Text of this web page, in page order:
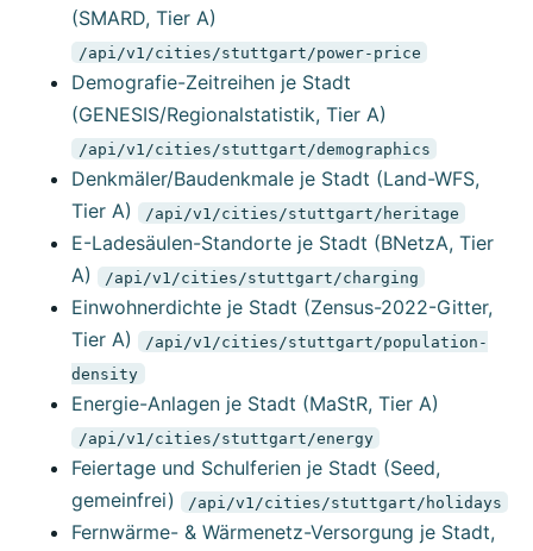
(SMARD, Tier A)
/api/v1/cities/stuttgart/power-price
Demografie-Zeitreihen je Stadt
(GENESIS/Regionalstatistik, Tier A)
/api/v1/cities/stuttgart/demographics
Denkmäler/Baudenkmale je Stadt (Land-WFS,
Tier A)
/api/v1/cities/stuttgart/heritage
E-Ladesäulen-Standorte je Stadt (BNetzA, Tier
A)
/api/v1/cities/stuttgart/charging
Einwohnerdichte je Stadt (Zensus-2022-Gitter,
Tier A)
/api/v1/cities/stuttgart/population-
density
Energie-Anlagen je Stadt (MaStR, Tier A)
/api/v1/cities/stuttgart/energy
Feiertage und Schulferien je Stadt (Seed,
gemeinfrei)
/api/v1/cities/stuttgart/holidays
Fernwärme- & Wärmenetz-Versorgung je Stadt,